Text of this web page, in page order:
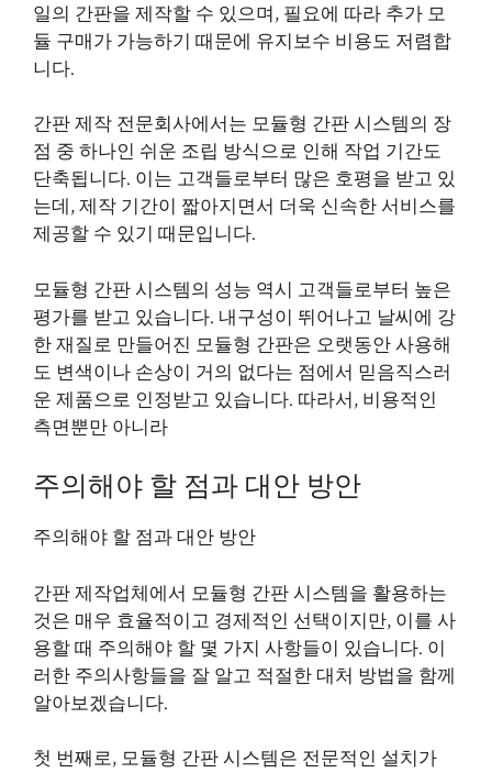
일의 간판을 제작할 수 있으며, 필요에 따라 추가 모
듈 구매가 가능하기 때문에 유지보수 비용도 저렴합
니다.
간판 제작 전문회사에서는 모듈형 간판 시스템의 장
점 중 하나인 쉬운 조립 방식으로 인해 작업 기간도
단축됩니다. 이는 고객들로부터 많은 호평을 받고 있
는데, 제작 기간이 짧아지면서 더욱 신속한 서비스를
제공할 수 있기 때문입니다.
모듈형 간판 시스템의 성능 역시 고객들로부터 높은
평가를 받고 있습니다. 내구성이 뛰어나고 날씨에 강
한 재질로 만들어진 모듈형 간판은 오랫동안 사용해
도 변색이나 손상이 거의 없다는 점에서 믿음직스러
운 제품으로 인정받고 있습니다. 따라서, 비용적인
측면뿐만 아니라
주의해야 할 점과 대안 방안
주의해야 할 점과 대안 방안
간판 제작업체에서 모듈형 간판 시스템을 활용하는
것은 매우 효율적이고 경제적인 선택이지만, 이를 사
용할 때 주의해야 할 몇 가지 사항들이 있습니다. 이
러한 주의사항들을 잘 알고 적절한 대처 방법을 함께
알아보겠습니다.
첫 번째로, 모듈형 간판 시스템은 전문적인 설치가